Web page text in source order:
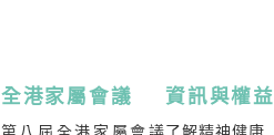
全港家屬會議 資訊與權益